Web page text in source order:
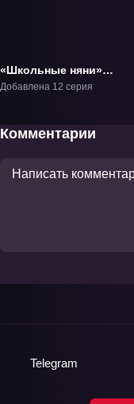
«Школьные няни»
ТВ-1
Добавлена 12 серия
Комментарии
Telegram